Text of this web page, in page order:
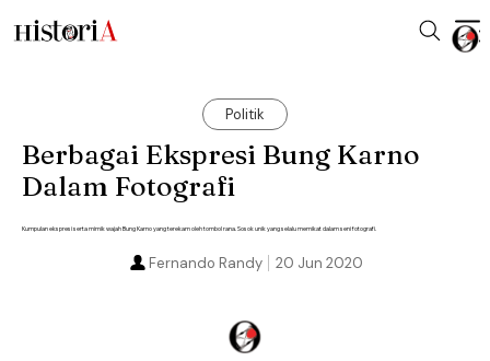
Politik
Berbagai Ekspresi Bung Karno
Dalam Fotografi
Kumpulan ekspresi serta mimik wajah Bung Karno yang terekam oleh tombol rana. Sosok unik yang selalu memikat dalam seni fotografi.
20 Jun 2020
Fernando Randy